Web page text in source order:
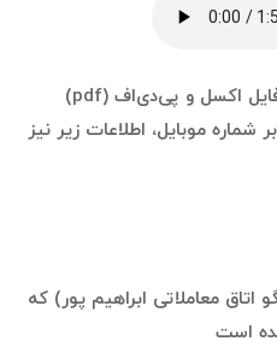
در بانک موبایلی که به صورت فایل اکسل و پی‌دی‌اف (pdf)
موبایل، اطلاعات زیر نیز
اتاق معاملاتی ابراهیم پور) که
است